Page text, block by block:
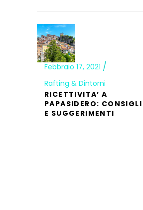
Febbraio 17, 2021
Rafting & Dintorni
RICETTIVITA’ A
PAPASIDERO: CONSIGLI
E SUGGERIMENTI